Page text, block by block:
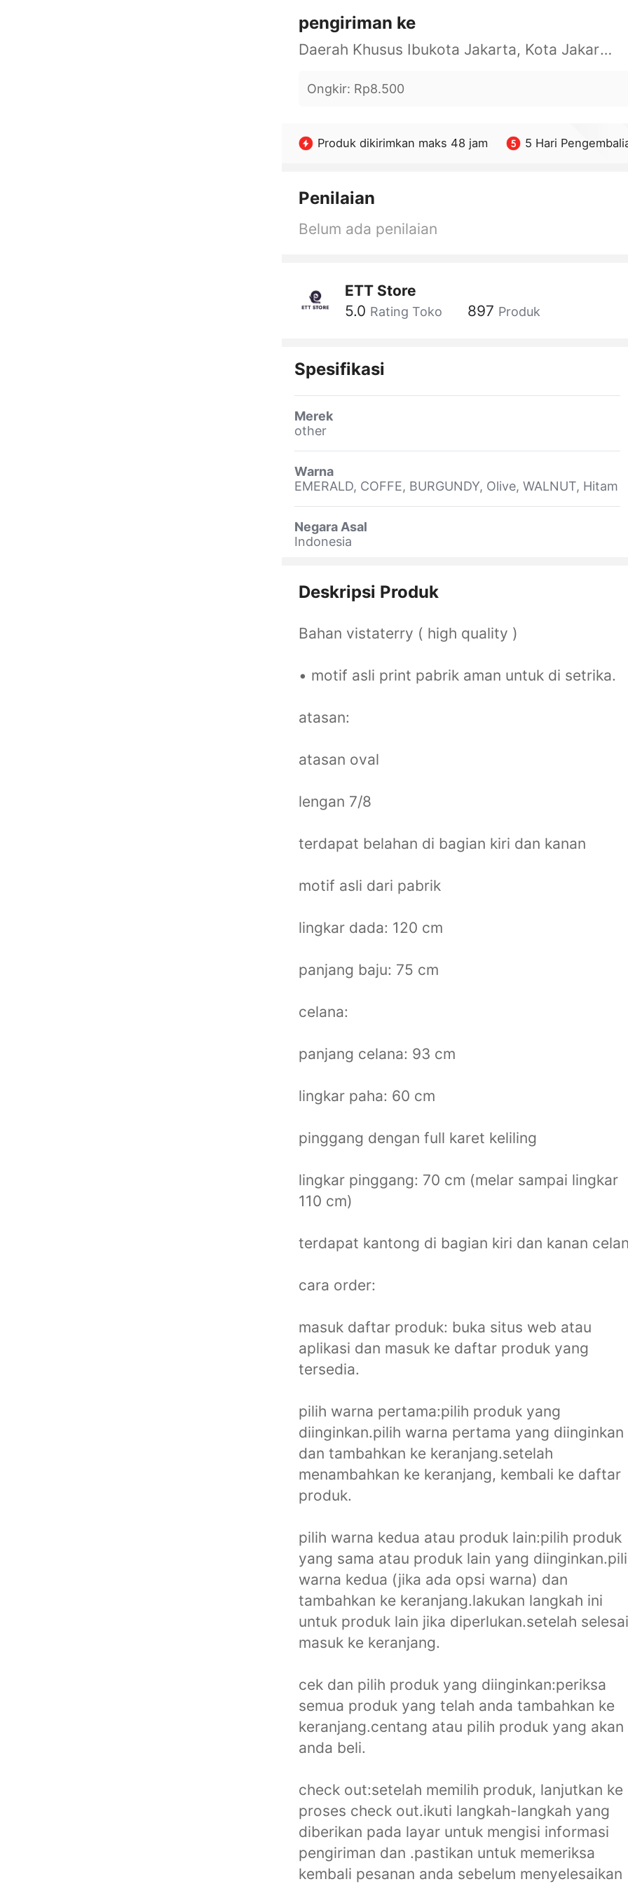
pengiriman ke
Daerah Khusus Ibukota Jakarta, Kota Jakarta Barat, Cengkareng, yy
Ongkir: Rp8.500
Produk dikirimkan maks 48 jam 5 Hari
Penilaian
Belum ada penilaian
ETT Store
5.0 Rating Toko 897 Produk
Spesifikasi
Merek
other
Warna
EMERALD, COFFE, BURGUNDY, Olive, WALNUT, Hitam
Negara Asal
Indonesia
Deskripsi Produk
Bahan vistaterry ( high quality )
• motif asli print pabrik aman untuk di setrika.
atasan:
atasan oval
lengan 7/8
terdapat belahan di bagian kiri dan kanan
motif asli dari pabrik
lingkar dada: 120 cm
panjang baju: 75 cm
celana:
panjang celana: 93 cm
lingkar paha: 60 cm
pinggang dengan full karet keliling
lingkar pinggang: 70 cm (melar sampai lingkar
110 cm)
terdapat kantong di bagian kiri dan kanan
cara order:
masuk daftar produk: buka situs web atau
aplikasi dan masuk ke daftar produk yang
tersedia.
pilih warna pertama:pilih produk yang
diinginkan.pilih warna pertama yang diinginkan
dan tambahkan ke keranjang.setelah
menambahkan ke keranjang, kembali ke daftar
produk.
pilih warna kedua atau produk lain:pilih produk
yang sama atau produk lain yang
warna kedua (jika ada opsi warna) dan
tambahkan ke keranjang.lakukan langkah ini
untuk produk lain jika diperlukan.setelah
masuk ke keranjang.
cek dan pilih produk yang diinginkan:periksa
semua produk yang telah anda tambahkan ke
keranjang.centang atau pilih produk yang akan
anda beli.
check out:setelah memilih produk, lanjutkan ke
proses check out.ikuti langkah-langkah yang
diberikan pada layar untuk mengisi informasi
pengiriman dan .pastikan untuk memeriksa
kembali pesanan anda sebelum menyelesaikan